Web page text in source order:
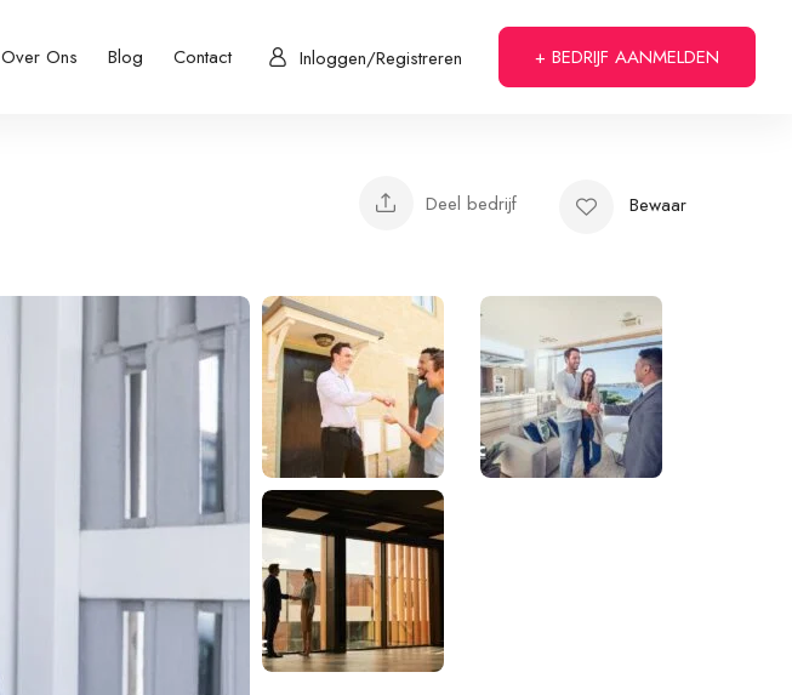
Over Ons Blog Contact Inloggen/Registreren + BEDRIJF AANMELDEN
Deel bedrijf Bewaar